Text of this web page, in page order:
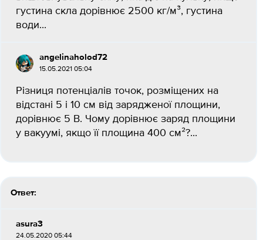
густина скла дорівнює 2500 кг/м³, густина
води...
angelinaholod72
15.05.2021 05:04
Різниця потенціалів точок, розміщених на
відстані 5 і 10 см від зарядженої площини,
дорівнює 5 В. Чому дорівнює заряд площини
у вакуумі, якщо її площина 400 см²?...
Ответ:
asura3
24.05.2020 05:44